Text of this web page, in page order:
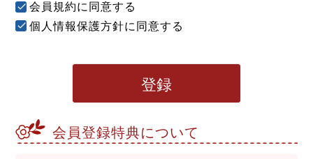
会員規約に同意する
個人情報保護方針に同意する
登録
会員登録特典について